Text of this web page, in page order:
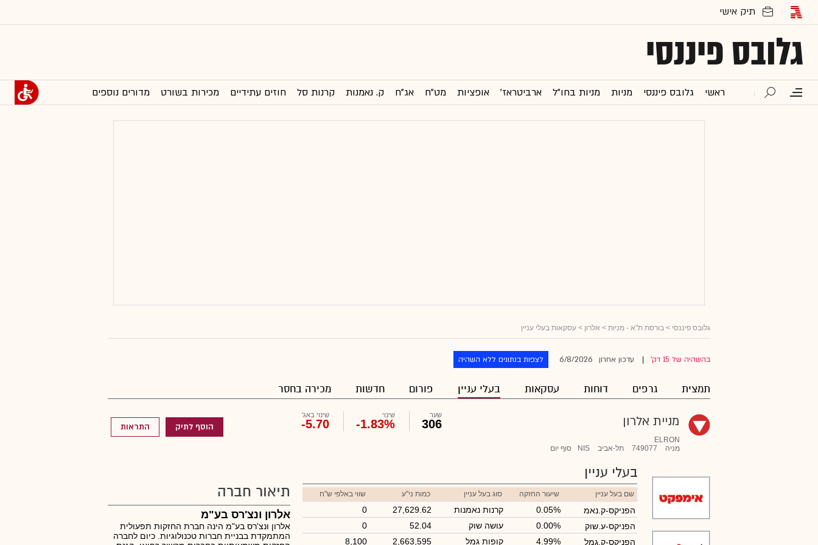
גלובס פיננסי
ראשי גלובס פיננסי מניות מניות בחו"ל ארביטראז' אופציות מט"ח אג"ח ק. נאמנות קרנות סל חוזים עתידיים מכירות בשורט מדורים נוספים
גלובס פיננסי > בורסת ת"א - מניות > אלרון > עסקאות בעלי עניין
בהשהיה של 15 דק' עדכון אחרון 6/8/2026 לצפות בנתונים ללא השהיה
תמצית גרפים דוחות עסקאות בעלי עניין פורום חדשות מכירה בחסר
מניית אלרון
ELRON
מניה
749077 תל-אביב NIS סוף יום
שער
306
שינוי
-1.83%
שינוי באג'
-5.70 הוסף לתיק התראות
בעלי עניין
שם בעל עניין שיעור החזקה סוג בעל עניין כמות ני"ע שווי באלפי ש"ח
הפניקס-ק.נאמ 0.05% קרנות נאמנות 27,629.62
0
הפניקס-ע.שוק
0.00% עושה שוק 52.04
0
הפניקס-ק.גמל
4.99% קופות גמל 2,663,595
8,100
תיאור חברה
אלרון ונצ'רס בע"מ
אלרון ונצ'רס בע"מ הינה חברת החזקות תפעולית
המתמקדת בבניית חברות טכנולוגיות. כיום לחברה